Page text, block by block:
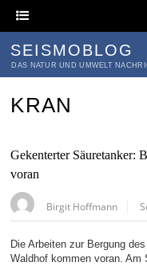
SEISMOBLOG
DAS NATUR UND UMWELT
KRAN
Gekenterter Säuretanker:
voran
Birgit Hoffmann
Die Arbeiten zur Bergung
Waldhof kommen voran. Am